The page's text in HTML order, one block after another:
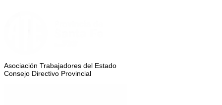
Asociación Trabajadores del Estado
Consejo Directivo Provincial